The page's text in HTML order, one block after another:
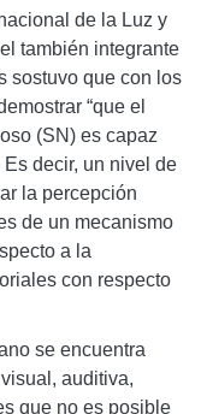
de la Luz y
también integrante
sostuvo que con los
“que el
(SN) es capaz
decir, un nivel de
la percepción
de un mecanismo
a la
con respecto
se encuentra
auditiva,
que no es posible